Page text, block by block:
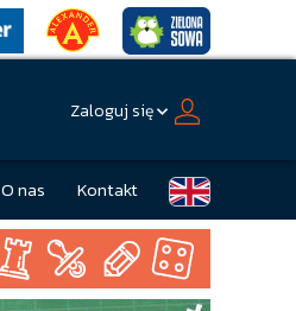
Zaloguj się
O nas Kontakt